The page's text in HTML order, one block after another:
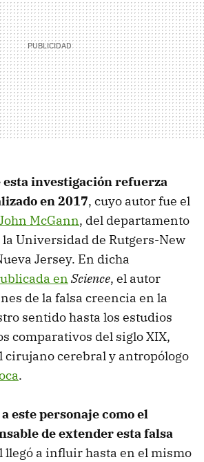
esta investigación refuerza
en 2017, cuyo autor fue el
McGann, del departamento
la Universidad de Rutgers-New
Jersey. En dicha
en Science, el autor
de la falsa creencia en la
sentido hasta los estudios
comparativos del siglo XIX,
cirujano cerebral y antropólogo
.
este personaje como el
de extender esta falsa
llegó a influir hasta en el mismo